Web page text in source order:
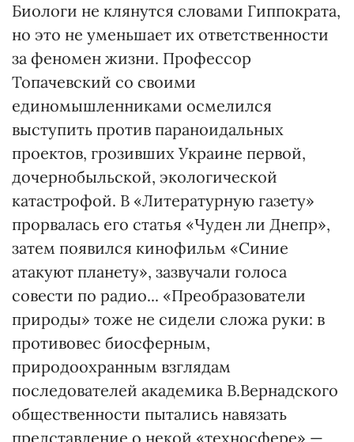
Биологи не клянутся словами Гиппократа,
но это не уменьшает их ответственности
за феномен жизни. Профессор
Топачевский со своими
единомышленниками осмелился
выступить против параноидальных
проектов, грозивших Украине первой,
дочернобыльской, экологической
катастрофой. В «Литературную газету»
прорвалась его статья «Чуден ли Днепр»,
затем появился кинофильм «Синие
атакуют планету», зазвучали голоса
совести по радио... «Преобразователи
природы» тоже не сидели сложа руки: в
противовес биосферным,
природоохранным взглядам
последователей академика В.Вернадского
общественности пытались навязать
представление о некой «техносфере» —